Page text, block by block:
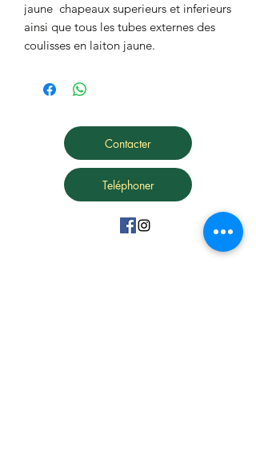
jaune  chapeaux superieurs et inferieurs
ainsi que tous les tubes externes des
coulisses en laiton jaune.
Contacter
Teléphoner